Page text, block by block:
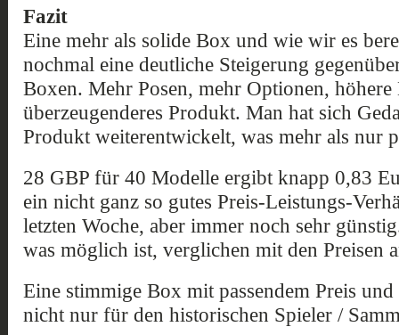
Fazit
Eine mehr als solide Box und wie wir es
nochmal eine deutliche Steigerung
Boxen. Mehr Posen, mehr Optionen,
überzeugenderes Produkt. Man hat sich
Produkt weiterentwickelt, was mehr als nur
28 GBP für 40 Modelle ergibt knapp 0,83
ein nicht ganz so gutes Preis-Leistungs-
letzten Woche, aber immer noch sehr
was möglich ist, verglichen mit den Preisen
Eine stimmige Box mit passendem Preis
nicht nur für den historischen Spieler /